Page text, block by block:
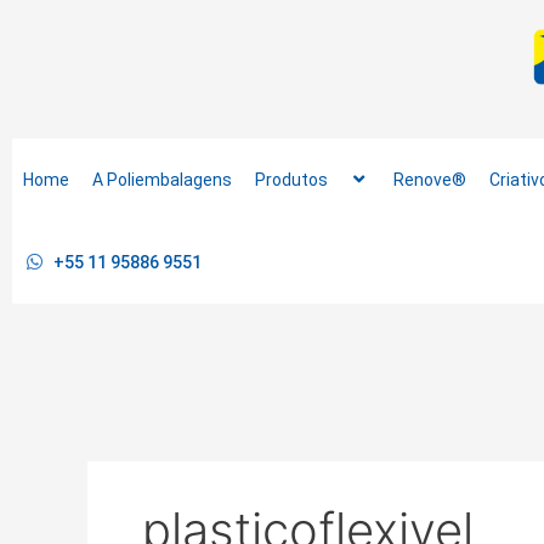
Home A Poliembalagens Produtos Renove®
+55 11 95886 9551
plasticoflexivel